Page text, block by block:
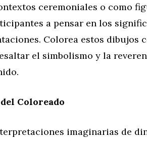
ceremoniales o como
a pensar en los
Colorea estos dibujos
el simbolismo y la
Coloreado
imaginarias de